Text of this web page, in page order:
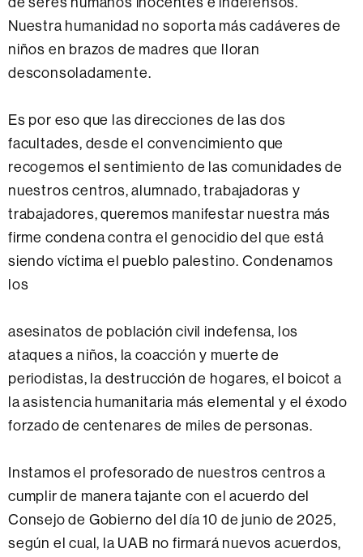
Nuestra humanidad no soporta más cadáveres de
niños en brazos de madres que lloran
desconsoladamente.
Es por eso que las direcciones de las dos
facultades, desde el convencimiento que
recogemos el sentimiento de las comunidades de
nuestros centros, alumnado, trabajadoras y
trabajadores, queremos manifestar nuestra más
firme condena contra el genocidio del que está
siendo víctima el pueblo palestino. Condenamos
los
asesinatos de población civil indefensa, los
ataques a niños, la coacción y muerte de
periodistas, la destrucción de hogares, el boicot a
la asistencia humanitaria más elemental y el éxodo
forzado de centenares de miles de personas.
Instamos el profesorado de nuestros centros a
cumplir de manera tajante con el acuerdo del
Consejo de Gobierno del día 10 de junio de 2025,
según el cual, la UAB no firmará nuevos acuerdos,